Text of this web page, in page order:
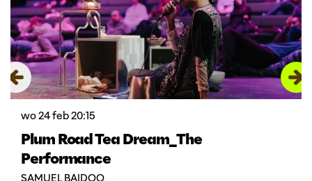
Plum Road Tea Dream_The
Performance
SAMUEL BAIDOO
wo 24 feb20:15